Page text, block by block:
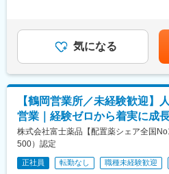
歯科・介護と複数にまたがって
なく身に着けるために拠点間で
（交通費・拠点先住居費・帰省
や期間は変更の可能性がありま
（1）
場所：秋田本社
内容：電話対応、システムの基
習得、サーバ、周辺機器のキッ
（2）
場所：東京支店
内容：（1）に加えて、PCのセ
治験が成功するためにはCRCの
に貢献できるやりがいのある仕
※担当する医療機関に常駐しての
■治験コーディネーターで得られ
（1）コミュニケーション力：
患者さんに治験の内容をわかり
と連携することで伝える力が身
（2）スケジュール管理力：
治験には決まった検査や診察の
なく通えるように予定を調整す
る可能性があります。月給(月額
気になる
【鶴岡営業所／未経験歓迎】
営業｜経験ゼロから着実に成
株式会社富士薬品【配置薬シェア全国
500）認定
正社員 転勤なし 職種未経験歓迎